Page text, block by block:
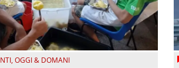
,OGGI & DOMANI